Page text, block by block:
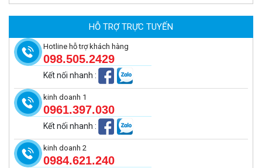
HỖ TRỢ TRỰC TUYẾN
Hotline hỗ trợ khách hàng
098.505.2429
Kết nối nhanh :
kinh doanh 1
0961.397.030
Kết nối nhanh :
kinh doanh 2
0984.621.240
Camera tích hợp đầu báo nhiệt 2MP Hikfire HF-VH 223
2.039.000 đ
MUA NGAY